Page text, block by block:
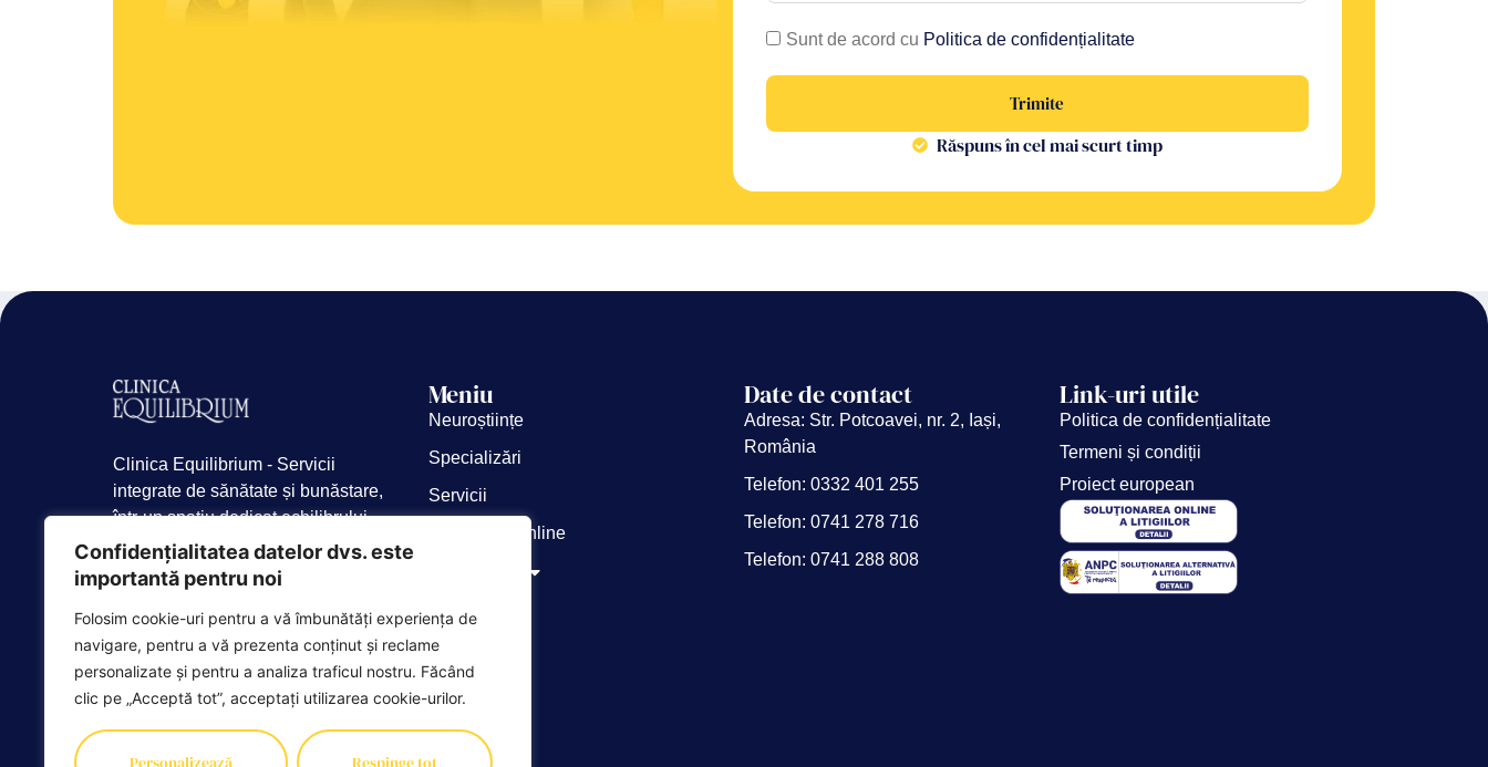
Confidențialitatea datelor dvs. este
importantă pentru noi
Folosim cookie-uri pentru a vă îmbunătăți experiența de
navigare, pentru a vă prezenta conținut și reclame
personalizate și pentru a analiza traficul nostru. Făcând
clic pe „Acceptă tot”, acceptați utilizarea cookie-urilor.
Personalizează Respinge tot
Sunt de acord cu Politica de confidențialitate
Trimite
Răspuns în cel mai scurt timp
Clinica Equilibrium - Servicii
integrate de sănătate și bunăstare,
într-un spațiu dedicat echilibrului
tău fizic și emoțional.
Meniu
Neuroștiințe
Specializări
Servicii
Consultații online
Blog
Campanii
Date de contact
Adresa: Str. Potcoavei, nr. 2, Iași,
România
Telefon: 0332 401 255
Telefon: 0741 278 716
Telefon: 0741 288 808
Link-uri utile
Politica de confidențialitate
Termeni și condiții
Proiect european